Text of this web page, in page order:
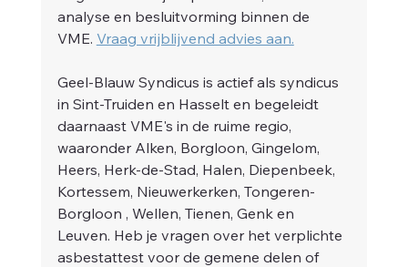
analyse en besluitvorming binnen de
VME. Vraag vrijblijvend advies aan.
Geel-Blauw Syndicus is actief als syndicus
in Sint-Truiden en Hasselt en begeleidt
daarnaast VME's in de ruime regio,
waaronder Alken, Borgloon, Gingelom,
Heers, Herk-de-Stad, Halen, Diepenbeek,
Kortessem, Nieuwerkerken, Tongeren-
Borgloon , Wellen, Tienen, Genk en
Leuven. Heb je vragen over het verplichte
asbestattest voor de gemene delen of